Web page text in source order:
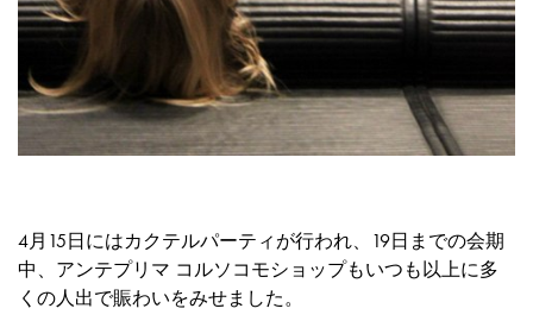
4月15日にはカクテルパーティが行われ、19日までの会期
中、アンテプリマ コルソコモショップもいつも以上に多
くの人出で賑わいをみせました。